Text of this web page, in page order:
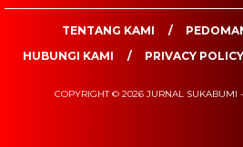
TENTANG KAMI
HUBUNGI KAMI
PRIVACY
COPYRIGHT © 2026 JURNAL SUKABUMI